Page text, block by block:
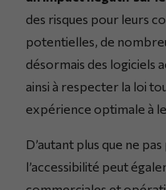
des risques pour leurs
potentielles, de
désormais des logiciels
ainsi à respecter la loi
expérience optimale à
D’autant plus que ne
l’accessibilité peut